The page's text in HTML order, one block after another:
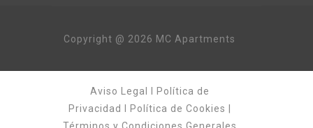
Copyright @ 2026 MC Apartments
Aviso Legal
Política de
Privacidad
Política de Cookies
Términos y Condiciones Generales